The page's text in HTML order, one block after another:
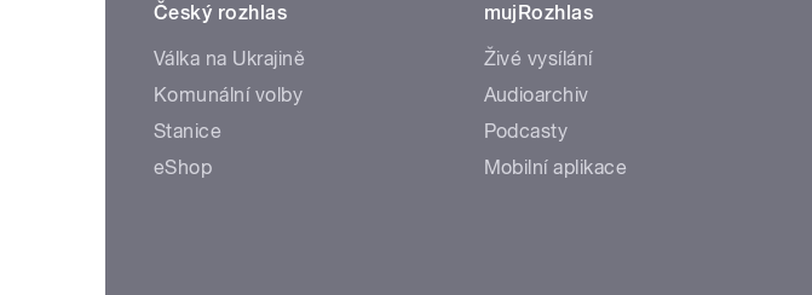
Český rozhlas
Válka na Ukrajině
Komunální volby
Stanice
eShop
mujRozhlas
Živé vysílání
Audioarchiv
Podcasty
Mobilní aplikace